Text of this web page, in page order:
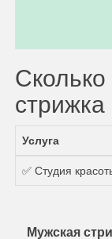
Сколько
Услуга
✅ Студия
Мужская